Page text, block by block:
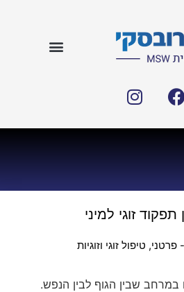
זוגי למיני
פרטני, טיפול זוגי וזוגיות
במרחב שבין הגוף לבין הנפש.